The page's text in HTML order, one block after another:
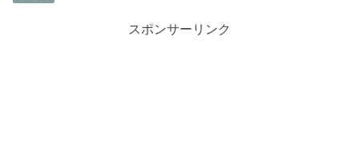
スポンサーリンク